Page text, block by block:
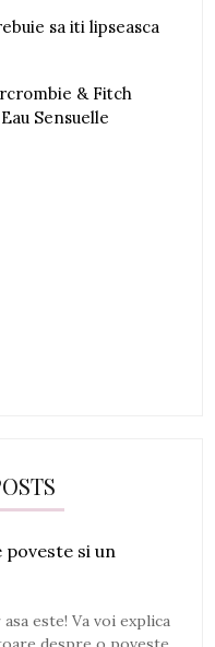
sa iti lipseasca
& Fitch
Sensuelle
poveste si un
este! Va voi explica